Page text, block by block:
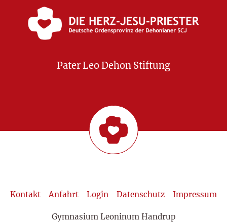
Pater Leo Dehon Stiftung
Kontakt Anfahrt Login Datenschutz Impressum
Gymnasium Leoninum Handrup